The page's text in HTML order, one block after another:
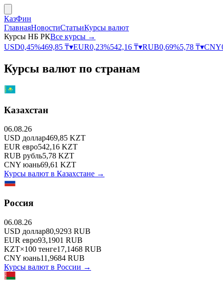
КазФин
ГлавнаяНовостиСтатьиКурсы валют
Курсы НБ РКВсе курсы →
USD0,45%469,85 ₸▾EUR0,23%542,16 ₸▾RUB0,69%5,78 ₸▾CNY
Курсы валют по странам
Казахстан
06.08.26
USD доллар469,85 KZT
EUR евро542,16 KZT
RUB рубль5,78 KZT
CNY юань69,61 KZT
Курсы валют в Казахстане →
Россия
06.08.26
USD доллар80,9293 RUB
EUR евро93,1901 RUB
KZT×100 тенге17,1468 RUB
CNY юань11,9684 RUB
Курсы валют в России →